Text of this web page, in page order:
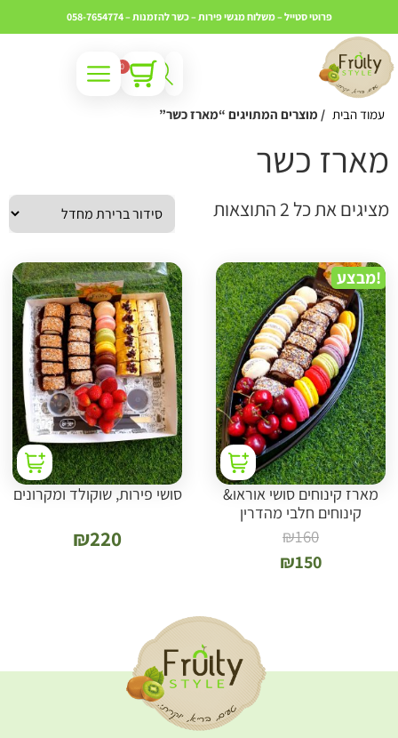
פרוטי סטייל – משלוח מגשי פירות – כשרלהזמנות – 058-7654774
0
עמוד הבית / מוצרים המתויגים “מארז כשר”
כשר
את כל ⁦2⁩ התוצאות
מארז קינוחים סושי אוראו&
קינוחים חלבי מהדרין
₪160
₪150
סושי פירות, שוקולד ומקרונים
₪220